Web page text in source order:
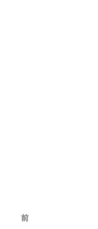
投
前
前